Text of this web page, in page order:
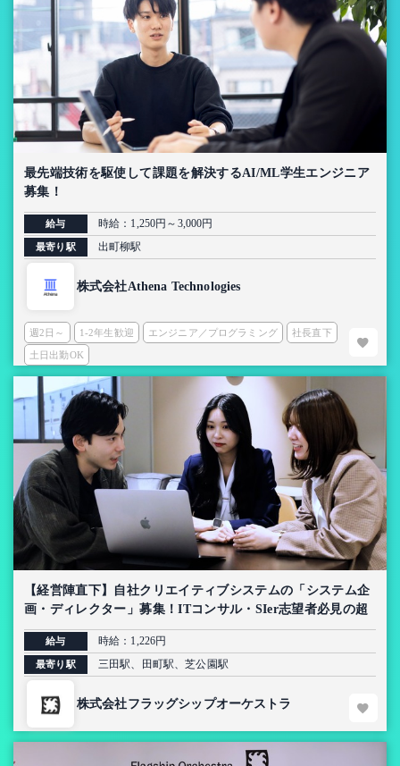
最先端技術を駆使して課題を解決するAI/ML学生エンジニア
募集！
給与 時給：1,250円～3,000円
最寄り駅 出町柳駅
株式会社Athena Technologies
週2日～ 1-2年生歓迎 エンジニア／プログラミング 社長直下
土日出勤OK
【経営陣直下】自社クリエイティブシステムの「システム企
画・ディレクター」募集！ITコンサル・SIer志望者必見の超
上流インターン【AI導入プロジェクト】
給与 時給：1,226円
最寄り駅 三田駅、田町駅、芝公園駅
株式会社フラッグシップオーケストラ